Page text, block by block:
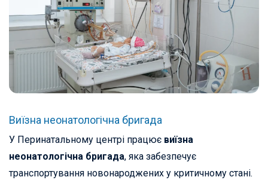
Виїзна неонатологічна бригада
У Перинатальному центрі працює виїзна
неонатологічна бригада, яка забезпечує
транспортування новонароджених у критичному стані.